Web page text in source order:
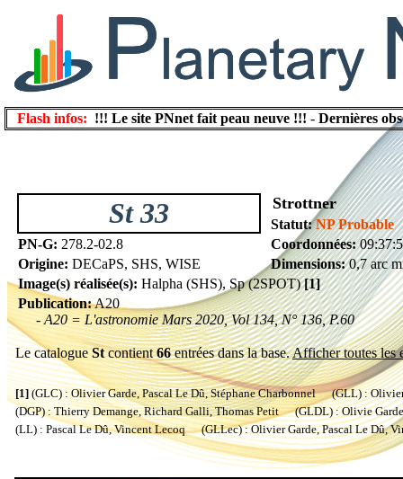
Flash infos: !!! Le site PNnet fait peau neuve !!! - Dernières
St 33 Strottner
Statut: NP Probable
PN-G: 278.2-02.8 Coordonnées:
Origine: DECaPS, SHS, WISE Dimensions:0,7 arc
Image(s) réalisée(s): Halpha (SHS), Sp (2SPOT)[1]
Publication:A20
- A20 = L'astronomie Mars 2020, Vol 134, N° 136, P.60
Le catalogueStcontient66entrées dans la base.Afficher toutes les
[1](GLC) : Olivier Garde, Pascal Le Dû, Stéphane Charbonnel (GLL) :
(DGP) : Thierry Demange, Richard Galli, Thomas Petit (GLDL) : Olivie
(LL) : Pascal Le Dû, Vincent Lecoq (GLLec) : Olivier Garde, Pascal Le Dû,